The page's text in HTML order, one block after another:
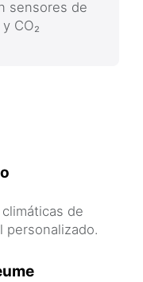
sensores de
CO₂
de
personalizado.